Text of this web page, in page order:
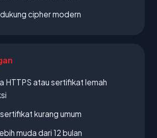
cipher modern
HTTPS atau sertifikat lemah
kurang umum
muda dari 12 bulan